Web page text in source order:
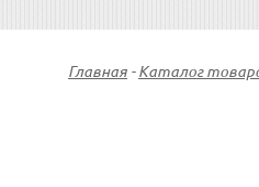
Главная - Каталог